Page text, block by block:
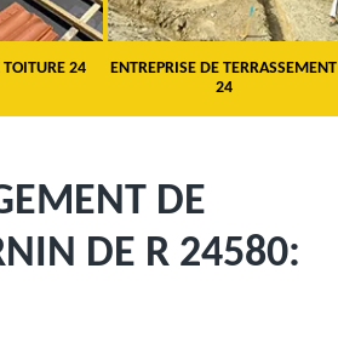
TOITURE 24
ENTREPRISE DE TERRASSEMENT
24
DE
DE R 24580: